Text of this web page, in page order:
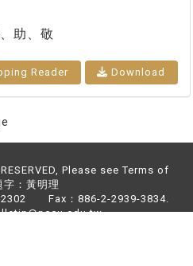
助、敬
Reader Download
Please see Terms of
字：黃明理
Fax：886-2-2939-3834.